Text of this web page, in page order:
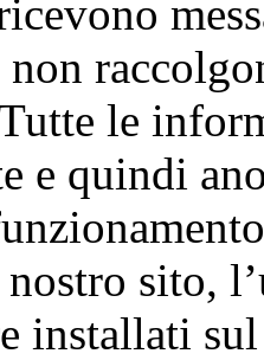
non
le
e quindi
sito,
installati